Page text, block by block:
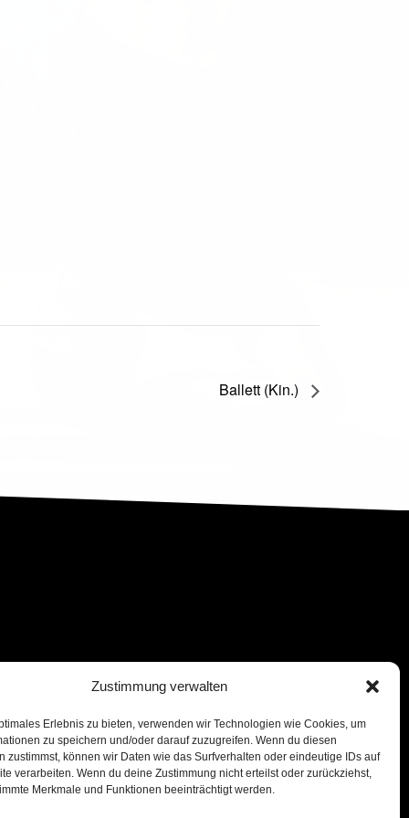
Zustimmung verwalten
Erlebnis zu bieten, verwenden wir Technologien wie Cookies, um
zu speichern und/oder darauf zuzugreifen. Wenn du diesen
zustimmst, können wir Daten wie das Surfverhalten oder eindeutige IDs auf
verarbeiten. Wenn du deine Zustimmung nicht erteilst oder zurückziehst,
Merkmale und Funktionen beeinträchtigt werden.
Ballett (Kin.)